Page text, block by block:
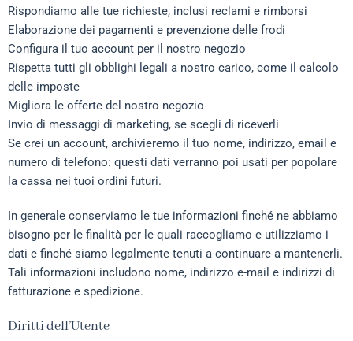
Rispondiamo alle tue richieste, inclusi reclami e rimborsi
Elaborazione dei pagamenti e prevenzione delle frodi
Configura il tuo account per il nostro negozio
Rispetta tutti gli obblighi legali a nostro carico, come il calcolo
delle imposte
Migliora le offerte del nostro negozio
Invio di messaggi di marketing, se scegli di riceverli
Se crei un account, archivieremo il tuo nome, indirizzo, email e
numero di telefono: questi dati verranno poi usati per popolare
la cassa nei tuoi ordini futuri.
In generale conserviamo le tue informazioni finché ne abbiamo
bisogno per le finalità per le quali raccogliamo e utilizziamo i
dati e finché siamo legalmente tenuti a continuare a mantenerli.
Tali informazioni includono nome, indirizzo e-mail e indirizzi di
fatturazione e spedizione.
Diritti dell’Utente